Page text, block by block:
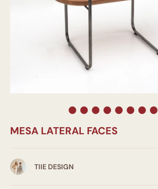
MESA LATERAL FACES
TIIE DESIGN